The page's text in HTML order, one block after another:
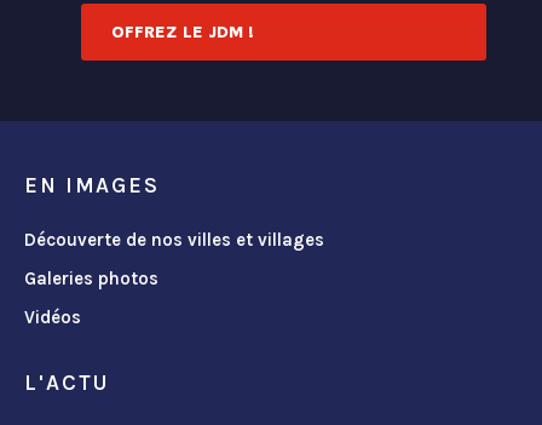
OFFREZ LE JDM !
EN IMAGES
Découverte de nos villes et villages
Galeries photos
Vidéos
L'ACTU